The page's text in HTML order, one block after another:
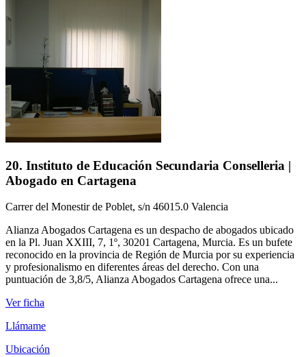
20. Instituto de Educación Secundaria Conselleria |
Abogado en Cartagena
Carrer del Monestir de Poblet, s/n 46015.0 Valencia
Alianza Abogados Cartagena es un despacho de abogados ubicado
en la Pl. Juan XXIII, 7, 1º, 30201 Cartagena, Murcia. Es un bufete
reconocido en la provincia de Región de Murcia por su experiencia
y profesionalismo en diferentes áreas del derecho. Con una
puntuación de 3,8/5, Alianza Abogados Cartagena ofrece una...
Ver ficha
Llámame
Ubicación